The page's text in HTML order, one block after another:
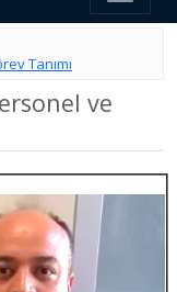
Tanımı
ve